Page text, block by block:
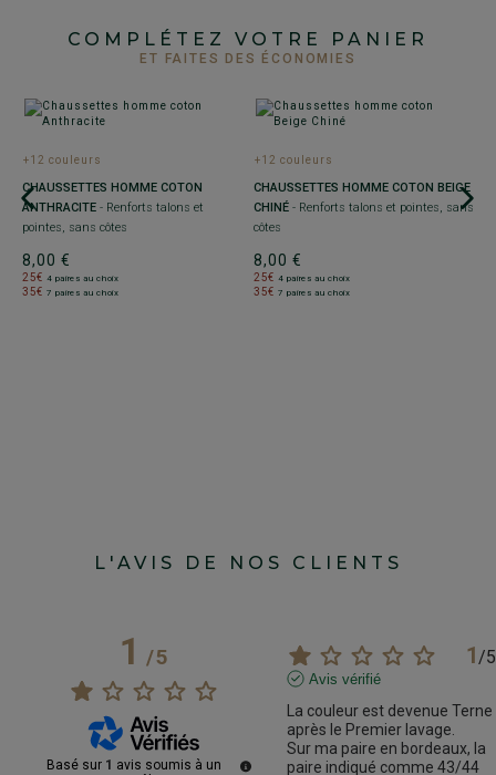
COMPLÉTEZ VOTRE PANIER
ET FAITES DES ÉCONOMIES
+12 couleurs
CHAUSSETTES HOMME COTON
ANTHRACITE - Renforts talons et
pointes, sans côtes
8,00 €
25€ 4 paires au choix
35€ 7 paires au choix
+12 couleurs
CHAUSSETTES HOMME COTON BEIGE
CHINÉ - Renforts talons et pointes, sans
côtes
8,00 €
25€ 4 paires au choix
35€ 7 paires au choix
L'AVIS DE NOS CLIENTS
1/5
Basé sur 1 avis soumis à un
1 /5
Avis vérifié
La couleur est devenue Terne
après le Premier lavage.
Sur ma paire en bordeaux, la
paire indiqué comme 43/44